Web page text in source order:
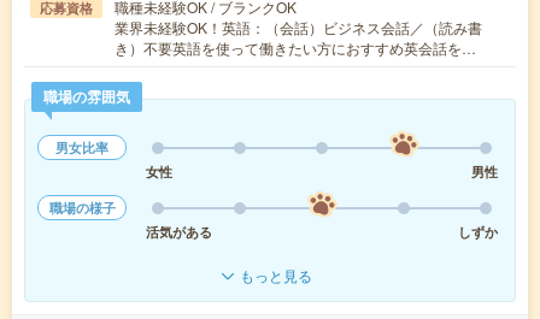
応募資格
職種未経験OK / ブランクOK
業界未経験OK！英語：（会話）ビジネス会話／（読み書
き）不要英語を使って働きたい方におすすめ英会話を…
職場の雰囲気
男女比率
女性
男性
職場の様子
活気がある
しずか
もっと見る